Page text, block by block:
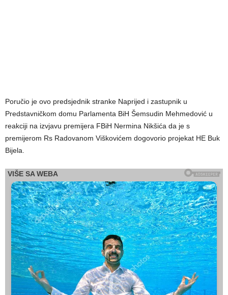
Poručio je ovo predsjednik stranke Naprijed i zastupnik u
Predstavničkom domu Parlamenta BiH Šemsudin Mehmedović u
reakciji na izvjavu premijera FBiH Nermina Nikšića da je s
premijerom Rs Radovanom Viškovićem dogovorio projekat HE Buk
Bijela.